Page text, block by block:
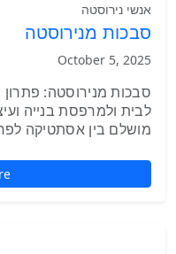
אנשי נירוסטה
סבכות מנירוסטה
October 5, 2025
סבכות מנירוסטה: פתרון
לבית ולמרפסת בנייה
מושלם בין אסתטיקה